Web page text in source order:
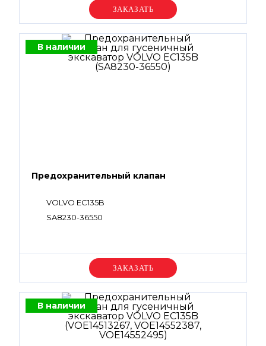
Уточняйте цену
В наличии
Предохранительный клапан
VOLVO EC135B
SA8230-36550
Уточняйте цену
В наличии